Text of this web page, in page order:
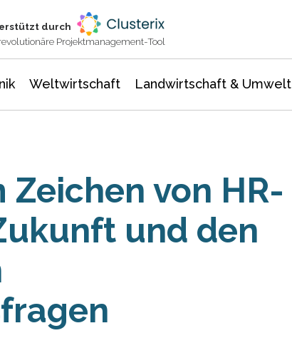
durch
Projektmanagement-Tool
Weltwirtschaft Landwirtschaft & Umwelt
Zeichen von HR-
und den